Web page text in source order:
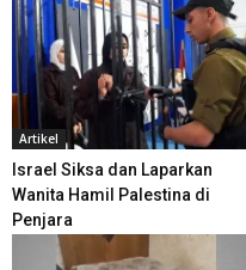
Artikel
Israel Siksa dan Laparkan
Wanita Hamil Palestina di
Penjara